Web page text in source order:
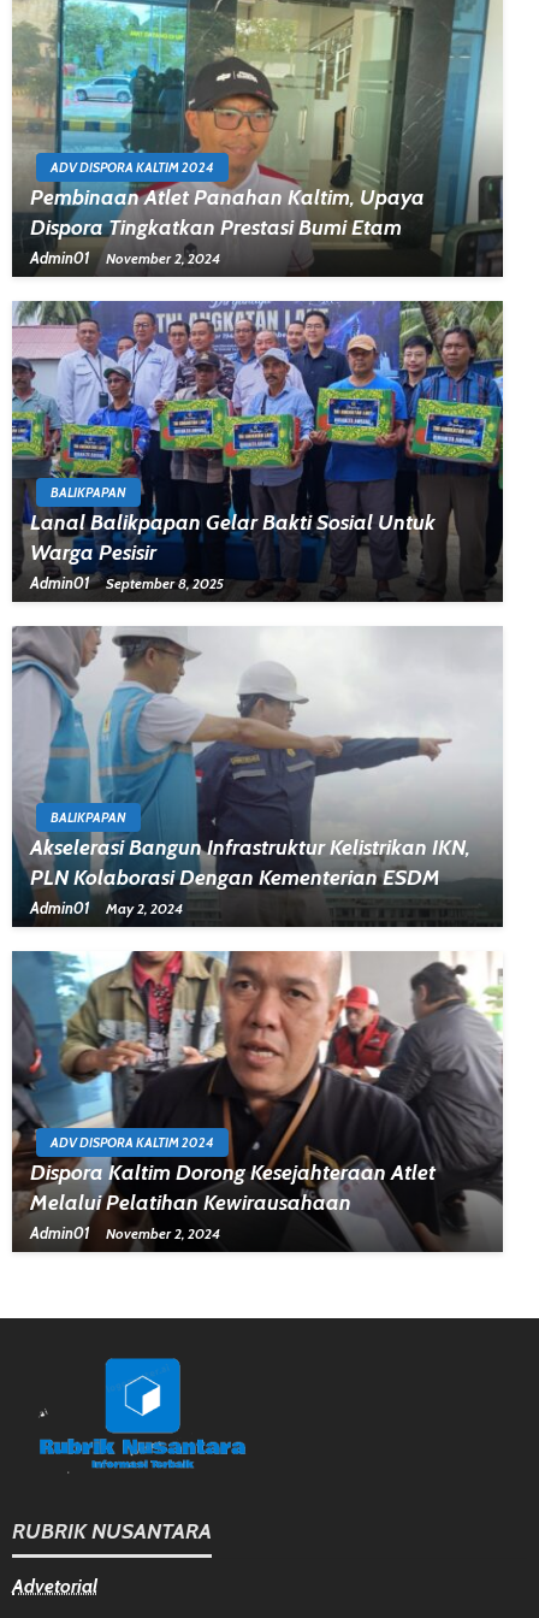
ADV DISPORA KALTIM 2024
Pembinaan Atlet Panahan Kaltim, Upaya
Dispora Tingkatkan Prestasi Bumi Etam
Admin01 November 2, 2024
BALIKPAPAN
Lanal Balikpapan Gelar Bakti Sosial Untuk
Warga Pesisir
Admin01 September 8, 2025
BALIKPAPAN
Akselerasi Bangun Infrastruktur Kelistrikan IKN,
PLN Kolaborasi Dengan Kementerian ESDM
Admin01 May 2, 2024
ADV DISPORA KALTIM 2024
Dispora Kaltim Dorong Kesejahteraan Atlet
Melalui Pelatihan Kewirausahaan
Admin01 November 2, 2024
RUBRIK NUSANTARA
Advetorial